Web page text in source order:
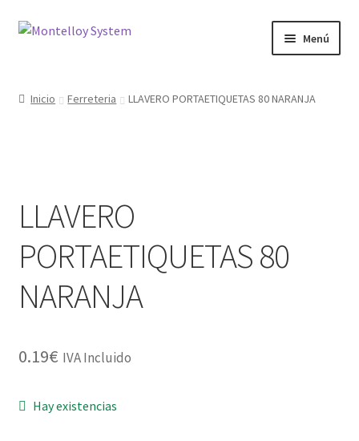
Ir
Ir
Menú
Maquinaria
Protección Laboral
Contacto
Inicio Ferreteria LLAVERO PORTAETIQUETAS 80 NARANJA
LLAVERO
PORTAETIQUETAS 80
NARANJA
0.19€ IVA Incluido
Hay existencias